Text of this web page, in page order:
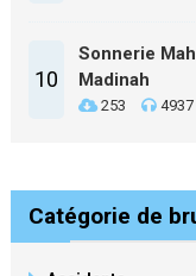
10
Sonnerie
Madinah
253 4937
Catégorie de